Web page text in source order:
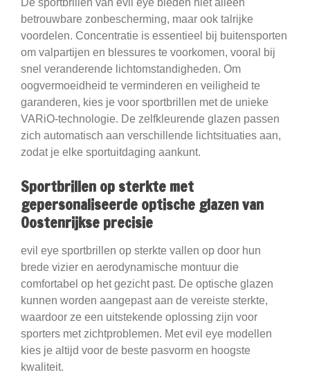
De sportbrillen van evil eye bieden niet alleen
betrouwbare zonbescherming, maar ook talrijke
voordelen. Concentratie is essentieel bij buitensporten
om valpartijen en blessures te voorkomen, vooral bij
snel veranderende lichtomstandigheden. Om
oogvermoeidheid te verminderen en veiligheid te
garanderen, kies je voor sportbrillen met de unieke
VARiO-technologie. De zelfkleurende glazen passen
zich automatisch aan verschillende lichtsituaties aan,
zodat je elke sportuitdaging aankunt.
Sportbrillen op sterkte met
gepersonaliseerde optische glazen van
Oostenrijkse precisie
evil eye sportbrillen op sterkte vallen op door hun
brede vizier en aerodynamische montuur die
comfortabel op het gezicht past. De optische glazen
kunnen worden aangepast aan de vereiste sterkte,
waardoor ze een uitstekende oplossing zijn voor
sporters met zichtproblemen. Met evil eye modellen
kies je altijd voor de beste pasvorm en hoogste
kwaliteit.